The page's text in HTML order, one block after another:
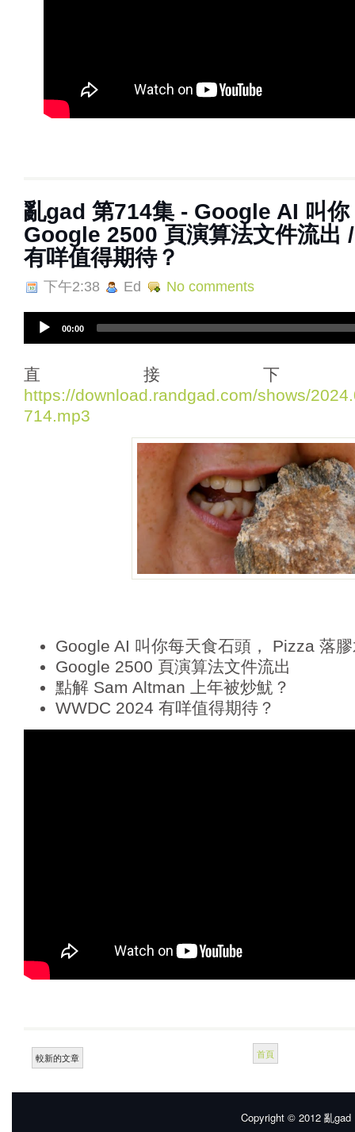
亂‌‌‌gad‌‌‌ ‌‌‌‌‌第714集 - Google AI 叫
Google 2500 頁演算法文件流出
有咩值得期待？
下午2:38 Ed No comments
i
o
P
l
00:00
直接
https://download.randgad.com/shows/
714.mp3
Google AI 叫你每天食石頭， Pizza 落
Google 2500 頁演算法文件流出
點解 Sam Altman 上年被炒魷？
WWDC 2024 有咩值得期待？
較新的文章 首頁
Copyright © 2012 亂gad